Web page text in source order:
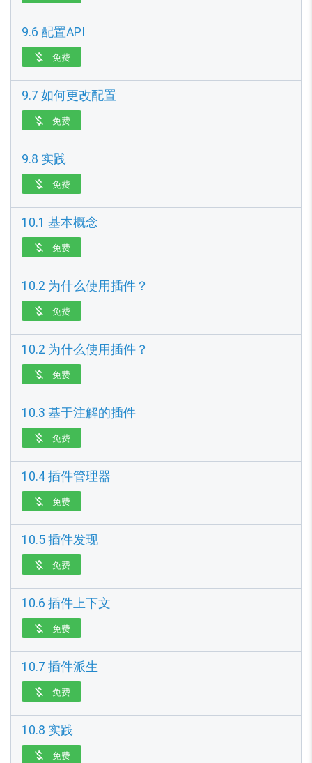
9.6 配置API
 免费
9.7 如何更改配置
 免费
9.8 实践
 免费
10.1 基本概念
 免费
10.2 为什么使用插件？
 免费
10.2 为什么使用插件？
 免费
10.3 基于注解的插件
 免费
10.4 插件管理器
 免费
10.5 插件发现
 免费
10.6 插件上下文
 免费
10.7 插件派生
 免费
10.8 实践
 免费